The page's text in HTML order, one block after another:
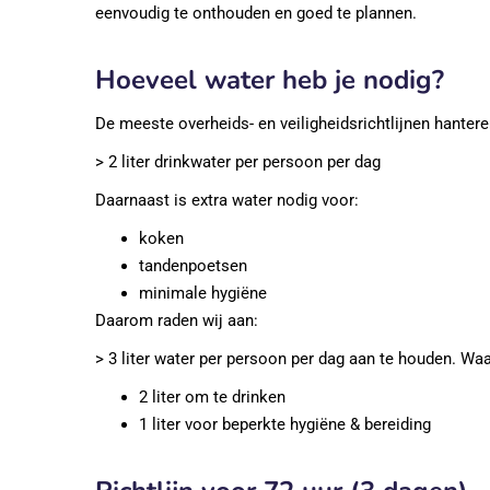
eenvoudig te onthouden en goed te plannen.
Hoeveel water heb je nodig?
De meeste overheids- en veiligheidsrichtlijnen
> 2 liter drinkwater per persoon per dag
Daarnaast is extra water nodig voor:
koken
tandenpoetsen
minimale hygiëne
Daarom raden wij aan:
> 3 liter water per persoon per dag aan te houden.
2 liter om te drinken
1 liter voor beperkte hygiëne & bereiding